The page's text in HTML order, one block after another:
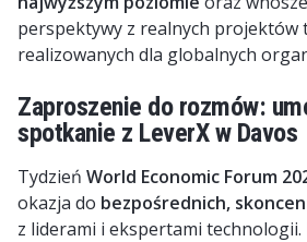
perspektywy z realnych projektów
realizowanych dla globalnych
Zaproszenie do rozmów:
spotkanie z LeverX w Davos
Tydzień World Economic Forum
okazja do bezpośrednich,
z liderami i ekspertami technologii.